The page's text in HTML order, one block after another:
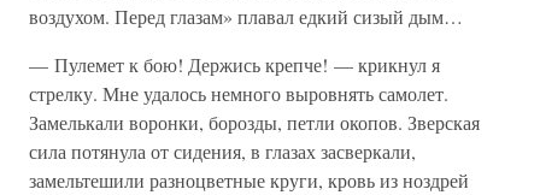
воздухом. Перед глазам» плавал едкий сизый дым…
— Пулемет к бою! Держись крепче! — крикнул я
стрелку. Мне удалось немного выровнять самолет.
Замелькали воронки, борозды, петли окопов. Зверская
сила потянула от сидения, в глазах засверкали,
замельтешили разноцветные круги, кровь из ноздрей